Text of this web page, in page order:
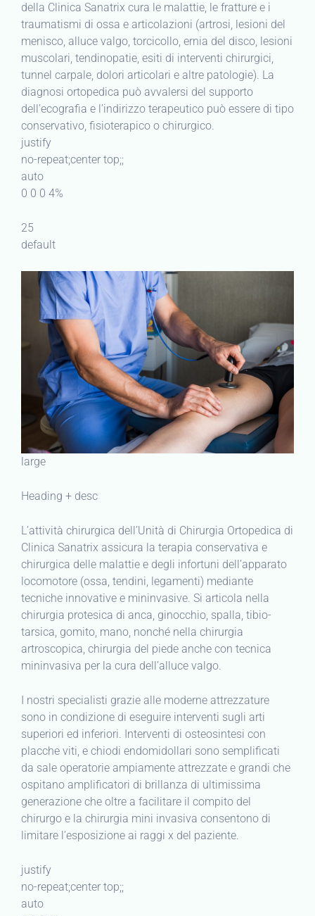
della Clinica Sanatrix cura le malattie, le fratture e i
traumatismi di ossa e articolazioni (artrosi, lesioni del
menisco, alluce valgo, torcicollo, ernia del disco, lesioni
muscolari, tendinopatie, esiti di interventi chirurgici,
tunnel carpale, dolori articolari e altre patologie). La
diagnosi ortopedica può avvalersi del supporto
dell’ecografia e l’indirizzo terapeutico può essere di tipo
conservativo, fisioterapico o chirurgico.
justify
no-repeat;center top;;
auto
0 0 0 4%
25
default
large
Heading + desc
L’attività chirurgica dell’Unità di Chirurgia Ortopedica di
Clinica Sanatrix assicura la terapia conservativa e
chirurgica delle malattie e degli infortuni dell’apparato
locomotore (ossa, tendini, legamenti) mediante
tecniche innovative e mininvasive. Si articola nella
chirurgia protesica di anca, ginocchio, spalla, tibio-
tarsica, gomito, mano, nonché nella chirurgia
artroscopica, chirurgia del piede anche con tecnica
mininvasiva per la cura dell’alluce valgo.
I nostri specialisti grazie alle moderne attrezzature
sono in condizione di eseguire interventi sugli arti
superiori ed inferiori. Interventi di osteosintesi con
placche viti, e chiodi endomidollari sono semplificati
da sale operatorie ampiamente attrezzate e grandi che
ospitano amplificatori di brillanza di ultimissima
generazione che oltre a facilitare il compito del
chirurgo e la chirurgia mini invasiva consentono di
limitare l’esposizione ai raggi x del paziente.
justify
no-repeat;center top;;
auto